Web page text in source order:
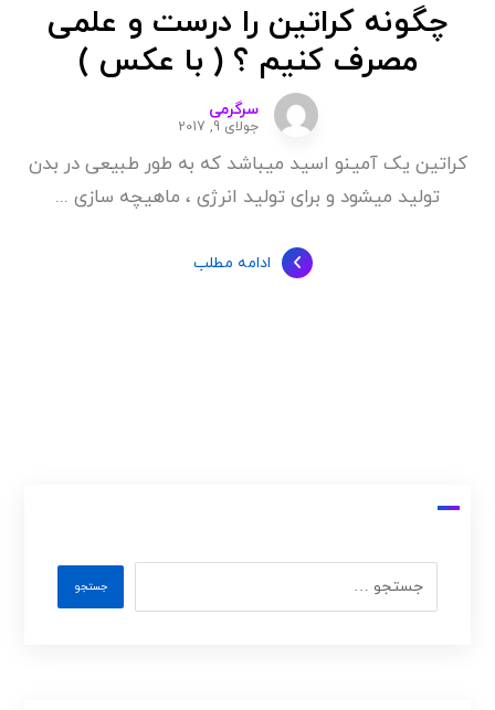
چگونه کراتین را درست و علمی
مصرف کنیم ؟ ( با عکس )
سرگرمی
جولای 9, 2017
کراتین یک آمینو اسید میباشد که به طور طبیعی در بدن
تولید میشود و برای تولید انرژی ، ماهیچه سازی ...
ادامه مطلب